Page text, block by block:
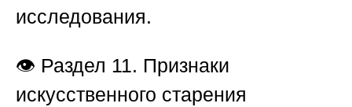
исследования.
👁️ Раздел 11. Признаки
искусственного старения